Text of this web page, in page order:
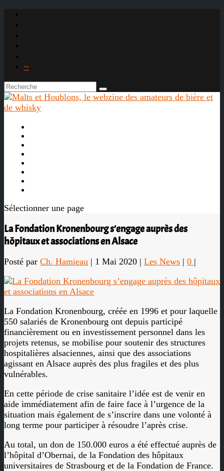
~
Sélectionner une page
La Fondation Kronenbourg s’engage auprès des
hôpitaux et associations en Alsace
Posté par Ch. Hamieau | 1 Mai 2020 | Les News | 0 |
La Fondation Kronenbourg, créée en 1996 et pour laquelle
550 salariés de Kronenbourg ont depuis participé
financièrement ou en investissement personnel dans les
projets retenus, se mobilise pour soutenir des structures
hospitalières alsaciennes, ainsi que des associations
agissant en Alsace auprès des plus fragiles et des plus
vulnérables.
En cette période de crise sanitaire l’idée est de venir en
aide immédiatement afin de faire face à l’urgence de la
situation mais également de s’inscrire dans une volonté à
long terme pour participer à résoudre l’après crise.
Au total, un don de 150.000 euros a été effectué auprès de
l’hôpital d’Obernai, de la Fondation des hôpitaux
universitaires de Strasbourg et de la Fondation de France.